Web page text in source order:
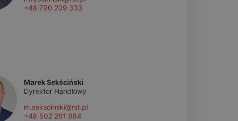
+48 790 209 333
Marek Sekściński
Dyrektor Handlowy
m.sekscinski@rst.pl
+48 502 261 884